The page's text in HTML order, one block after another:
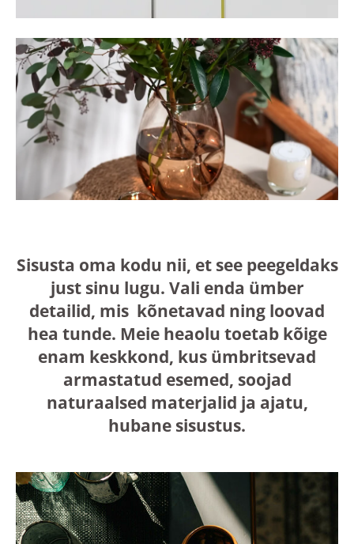
Sisusta oma kodu nii, et see peegeldaks
just sinu lugu. Vali enda ümber
detailid, mis kõnetavad ning loovad
hea tunde. Meie heaolu toetab kõige
enam keskkond, kus ümbritsevad
armastatud esemed, soojad
naturaalsed materjalid ja ajatu,
hubane sisustus.